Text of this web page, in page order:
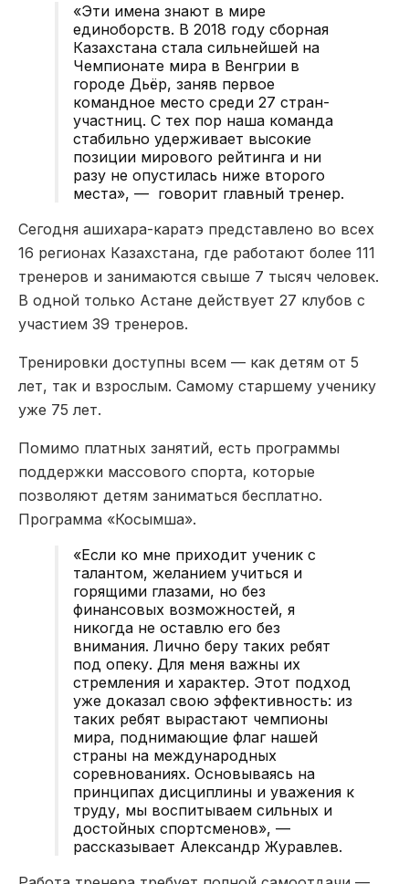
«Эти имена знают в мире
единоборств. В 2018 году сборная
Казахстана стала сильнейшей на
Чемпионате мира в Венгрии в
городе Дьёр, заняв первое
командное место среди 27 стран-
участниц. С тех пор наша команда
стабильно удерживает высокие
позиции мирового рейтинга и ни
разу не опустилась ниже второго
места», — говорит главный тренер.
Сегодня ашихара-каратэ представлено во всех
16 регионах Казахстана, где работают более 111
тренеров и занимаются свыше 7 тысяч человек.
В одной только Астане действует 27 клубов с
участием 39 тренеров.
Тренировки доступны всем — как детям от 5
лет, так и взрослым. Самому старшему ученику
уже 75 лет.
Помимо платных занятий, есть программы
поддержки массового спорта, которые
позволяют детям заниматься бесплатно.
Программа «Косымша».
«Если ко мне приходит ученик с
талантом, желанием учиться и
горящими глазами, но без
финансовых возможностей, я
никогда не оставлю его без
внимания. Лично беру таких ребят
под опеку. Для меня важны их
стремления и характер. Этот подход
уже доказал свою эффективность: из
таких ребят вырастают чемпионы
мира, поднимающие флаг нашей
страны на международных
соревнованиях. Основываясь на
принципах дисциплины и уважения к
труду, мы воспитываем сильных и
достойных спортсменов», —
рассказывает Александр Журавлев.